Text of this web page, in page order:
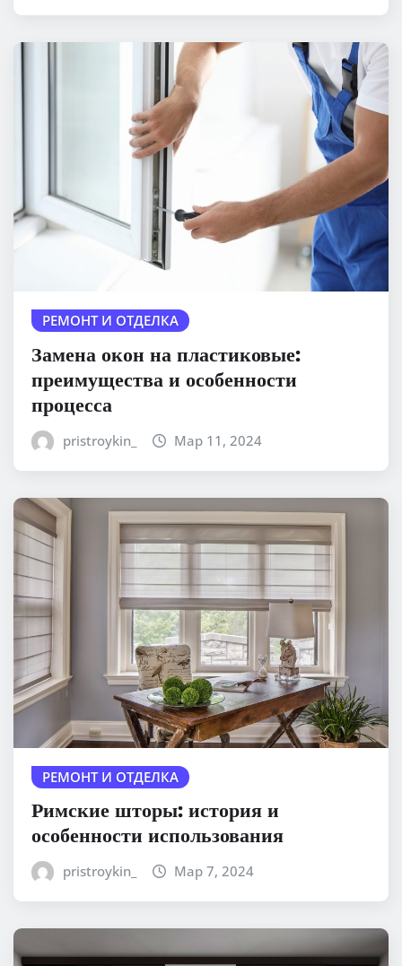
РЕМОНТ И ОТДЕЛКА
Замена окон на пластиковые:
преимущества и особенности
процесса
pristroykin_ Мар 11, 2024
РЕМОНТ И ОТДЕЛКА
Римские шторы: история и
особенности использования
pristroykin_ Мар 7, 2024